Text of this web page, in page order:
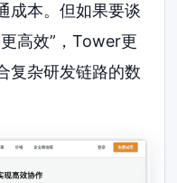
成本。但如果要谈
高效”，Tower更
复杂研发链路的数